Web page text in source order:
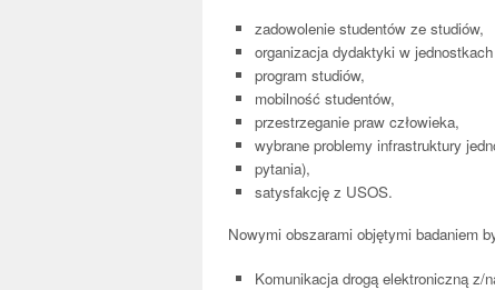
zadowolenie studentów ze studiów,
organizacja dydaktyki w
program studiów,
mobilność studentów,
przestrzeganie praw człowieka,
wybrane problemy infrastruktury
pytania),
satysfakcję z USOS.
Nowymi obszarami objętymi badaniem
Komunikacja drogą elektroniczną z/